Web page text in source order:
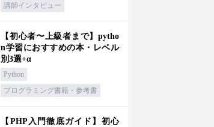
講師インタビュー
【初心者〜上級者まで】pytho
n学習におすすめの本・レベル
別3選+α
Python
プログラミング書籍・参考書
【PHP入門徹底ガイド】初心